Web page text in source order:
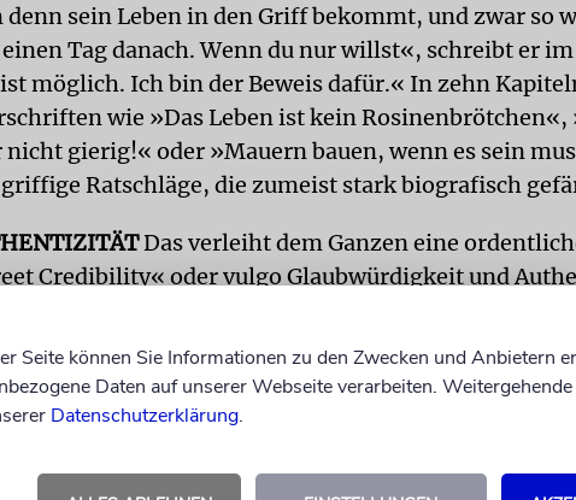
denn sein Leben in den Griff bekommt, und zwar so
Tag danach. Wenn du nur willst«, schreibt er
möglich. Ich bin der Beweis dafür.« In zehn
wie »Das Leben ist kein Rosinenbrötchen«,
nicht gierig!« oder »Mauern bauen, wenn es sein
Ratschläge, die zumeist stark biografisch
Das verleiht dem Ganzen eine
Credibility« oder vulgo Glaubwürdigkeit und
gescheiten Optionen auf dem Radar gehabt
einen ehemaligen Gangster einstellen? Noch
Seite können Sie Informationen zu den Zwecken und Anbietern
Daten auf unserer Webseite verarbeiten.
Datenschutzerklärung.